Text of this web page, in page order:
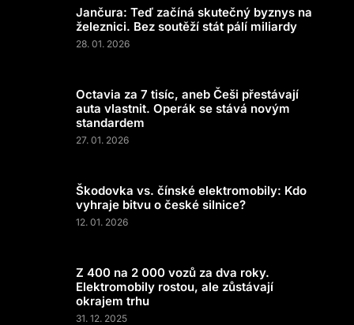
Jančura: Teď začíná skutečný byznys na
železnici. Bez soutěží stát pálí miliardy
28. 01. 2026
Octavia za 7 tisíc, aneb Češi přestávají
auta vlastnit. Operák se stává novým
standardem
27. 01. 2026
Škodovka vs. čínské elektromobily: Kdo
vyhraje bitvu o české silnice?
12. 01. 2026
Z 400 na 2 000 vozů za dva roky.
Elektromobily rostou, ale zůstávají
okrajem trhu
31. 12. 2025